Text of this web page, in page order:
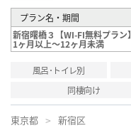
プラン名・期間
新宿曙橋３【WI-FI無料プラン】
1ヶ月以上～12ヶ月未満
風呂･トイレ別
同棲向け
東京都 新宿区